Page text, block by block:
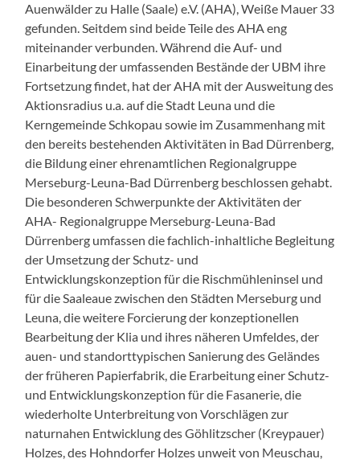
Auenwälder zu Halle (Saale) e.V. (AHA), Weiße Mauer 33
gefunden. Seitdem sind beide Teile des AHA eng
miteinander verbunden. Während die Auf- und
Einarbeitung der umfassenden Bestände der UBM ihre
Fortsetzung findet, hat der AHA mit der Ausweitung des
Aktionsradius u.a. auf die Stadt Leuna und die
Kerngemeinde Schkopau sowie im Zusammenhang mit
den bereits bestehenden Aktivitäten in Bad Dürrenberg,
die Bildung einer ehrenamtlichen Regionalgruppe
Merseburg-Leuna-Bad Dürrenberg beschlossen gehabt.
Die besonderen Schwerpunkte der Aktivitäten der
AHA- Regionalgruppe Merseburg-Leuna-Bad
Dürrenberg umfassen die fachlich-inhaltliche Begleitung
der Umsetzung der Schutz- und
Entwicklungskonzeption für die Rischmühleninsel und
für die Saaleaue zwischen den Städten Merseburg und
Leuna, die weitere Forcierung der konzeptionellen
Bearbeitung der Klia und ihres näheren Umfeldes, der
auen- und standorttypischen Sanierung des Geländes
der früheren Papierfabrik, die Erarbeitung einer Schutz-
und Entwicklungskonzeption für die Fasanerie, die
wiederholte Unterbreitung von Vorschlägen zur
naturnahen Entwicklung des Göhlitzscher (Kreypauer)
Holzes, des Hohndorfer Holzes unweit von Meuschau,